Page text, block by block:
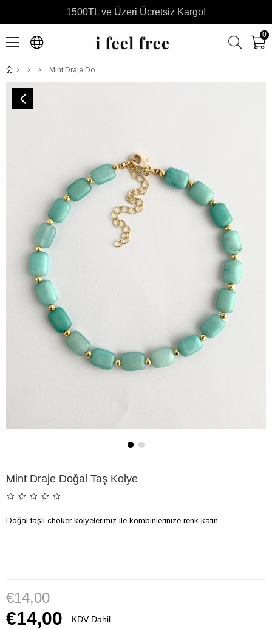
1500TL ve Üzeri Ücretsiz Kargo!
0
Mint Draje Doğal Taş Kolye
Mint Draje Doğal Taş Kolye
Doğal taşlı choker kolyelerimiz ile kombinlerinize renk katın
€14,00
KDV Dahil
€14,00